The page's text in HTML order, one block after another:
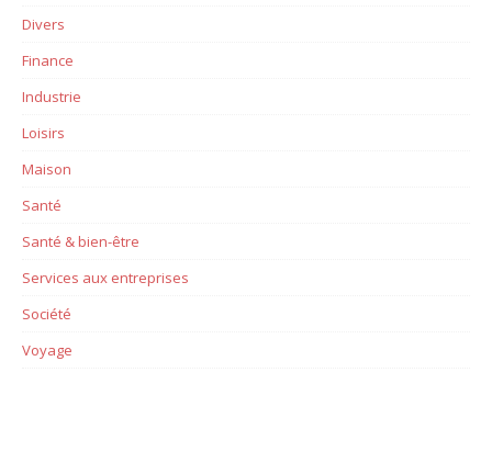
Divers
Finance
Industrie
Loisirs
Maison
Santé
Santé & bien-être
Services aux entreprises
Société
Voyage